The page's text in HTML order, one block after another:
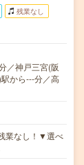
残業なし
／神戸三宮(阪
から---分／高
業なし！▼選べ